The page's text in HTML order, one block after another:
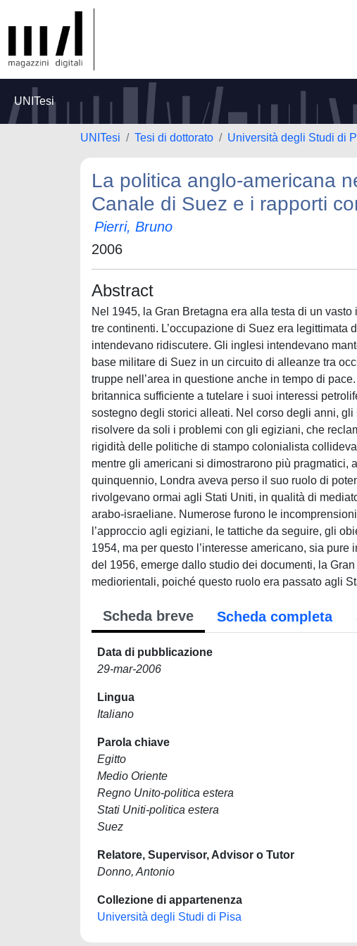
UNITesi
UNITesi Tesi di dottorato Università degli Studi di
La politica anglo-americana
Canale di Suez e i rapporti
Pierri, Bruno
2006
Abstract
Nel 1945, la Gran Bretagna era alla testa di un
tre continenti. L’occupazione di Suez era
intendevano ridiscutere. Gli inglesi intendevano
base militare di Suez in un circuito di alleanze tra
truppe nell’area in questione anche in tempo di
britannica sufficiente a tutelare i suoi interessi
sostegno degli storici alleati. Nel corso degli anni,
risolvere da soli i problemi con gli egiziani, che
rigidità delle politiche di stampo colonialista
mentre gli americani si dimostrarono più pragmatici,
quinquennio, Londra aveva perso il suo ruolo di
rivolgevano ormai agli Stati Uniti, in qualità di
arabo-israeliane. Numerose furono le
l’approccio agli egiziani, le tattiche da seguire, gli
1954, ma per questo l’interesse americano, sia
del 1956, emerge dallo studio dei documenti, la
mediorientali, poiché questo ruolo era passato agli
Scheda breve Scheda completa
Data di pubblicazione
29-mar-2006
Lingua
Italiano
Parola chiave
Egitto
Medio Oriente
Regno Unito-politica estera
Stati Uniti-politica estera
Suez
Relatore, Supervisor, Advisor o Tutor
Donno, Antonio
Collezione di appartenenza
Università degli Studi di Pisa